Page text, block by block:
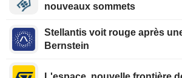
nouveaux sommets
Stellantis voit rouge après
Bernstein